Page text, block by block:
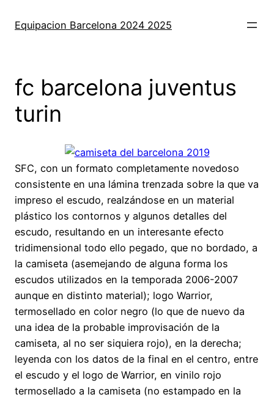
Equipacion Barcelona 2024 2025
fc barcelona juventus
turin
SFC, con un formato completamente novedoso
consistente en una lámina trenzada sobre la que va
impreso el escudo, realzándose en un material
plástico los contornos y algunos detalles del
escudo, resultando en un interesante efecto
tridimensional todo ello pegado, que no bordado, a
la camiseta (asemejando de alguna forma los
escudos utilizados en la temporada 2006-2007
aunque en distinto material); logo Warrior,
termosellado en color negro (lo que de nuevo da
una idea de la probable improvisación de la
camiseta, al no ser siquiera rojo), en la derecha;
leyenda con los datos de la final en el centro, entre
el escudo y el logo de Warrior, en vinilo rojo
termosellado a la camiseta (no estampado en la